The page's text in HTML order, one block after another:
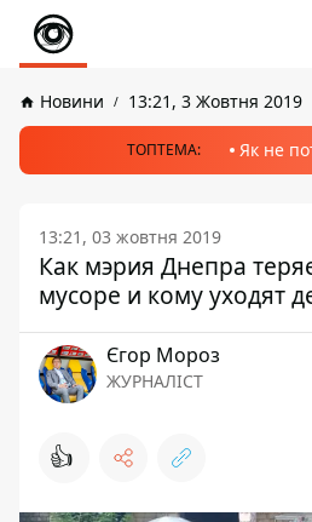
Новини 13:21, 3 Жовтня 2019
ТОПТЕМА: Як не
13:21, 03 жовтня 2019
Как мэрия Днепра
мусоре и кому уходят
Єгор Мороз
ЖУРНАЛІСТ
👍